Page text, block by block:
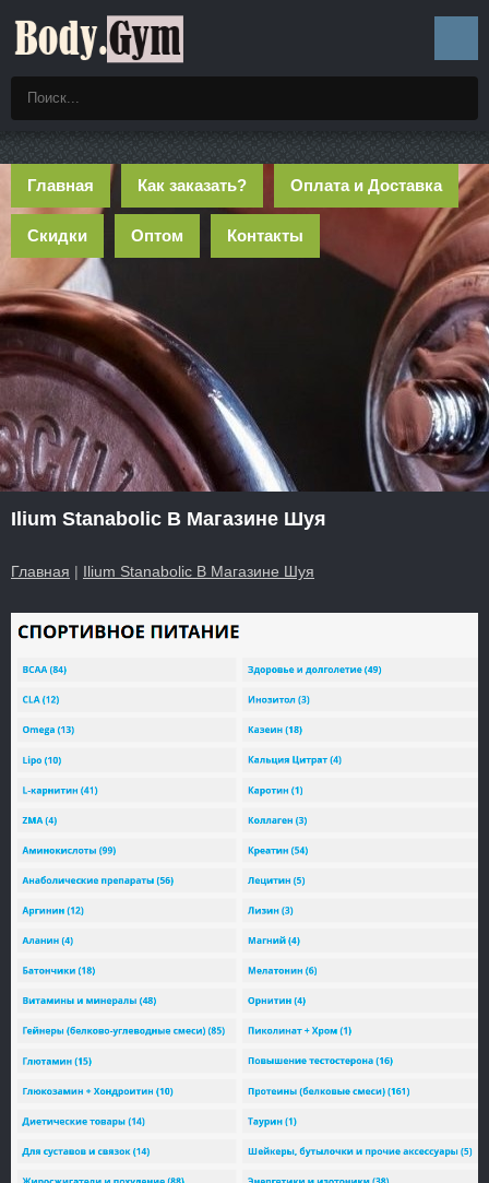
Главная Как заказать? Оплата и Доставка
Скидки Оптом Контакты
Ilium Stanabolic В Магазине Шуя
Главная | Ilium Stanabolic В Магазине Шуя